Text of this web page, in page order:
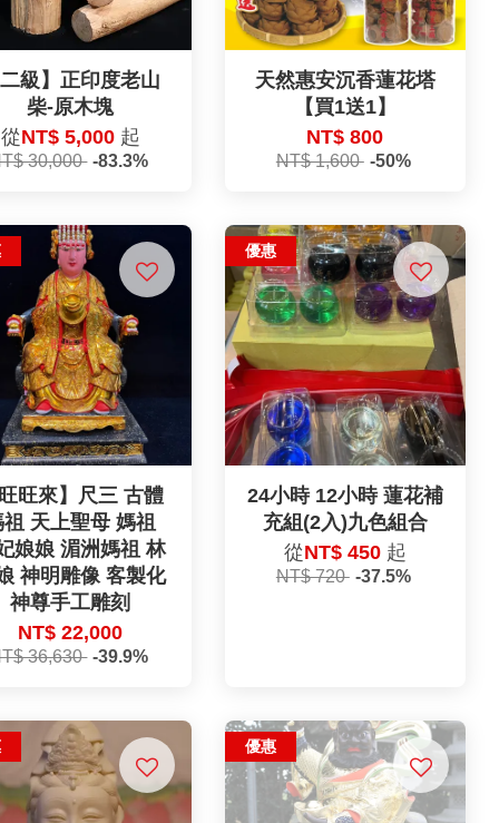
級】正印度老山
柴-原木塊
從NT$ 5,000 起
30,000 -83.3%
天然惠安沉香蓮花塔
【買1送1】
NT$ 800
NT$ 1,600 -50%
旺來】尺三 古體
祖 天上聖母 媽祖
娘娘 湄洲媽祖 林
神明雕像 客製化
神尊手工雕刻
NT$ 22,000
36,630 -39.9%
優惠
24小時 12小時 蓮花補
充組(2入)九色組合
從NT$ 450 起
NT$ 720 -37.5%
優惠